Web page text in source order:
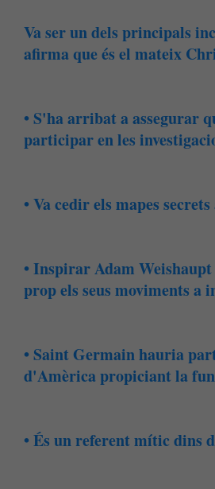
Va ser un dels principals
afirma que és el mateix
• S'ha arribat a assegurar
participar en les
• Va cedir els mapes
• Inspirar Adam
prop els seus moviments
• Saint Germain hauria
d'Amèrica propiciant la
• És un referent mític dins